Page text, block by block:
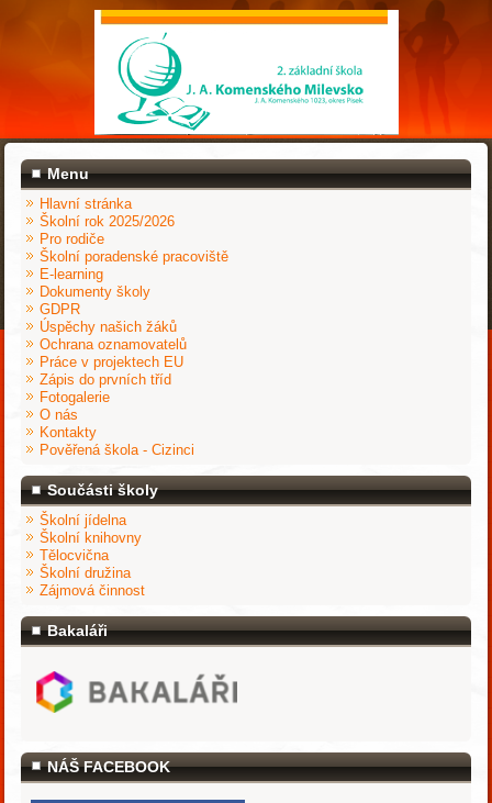
Menu
Hlavní stránka
Školní rok 2025/2026
Pro rodiče
Školní poradenské pracoviště
E-learning
Dokumenty školy
GDPR
Úspěchy našich žáků
Ochrana oznamovatelů
Práce v projektech EU
Zápis do prvních tříd
Fotogalerie
O nás
Kontakty
Pověřená škola - Cizinci
Součásti školy
Školní jídelna
Školní knihovny
Tělocvična
Školní družina
Zájmová činnost
Bakaláři
NÁŠ FACEBOOK